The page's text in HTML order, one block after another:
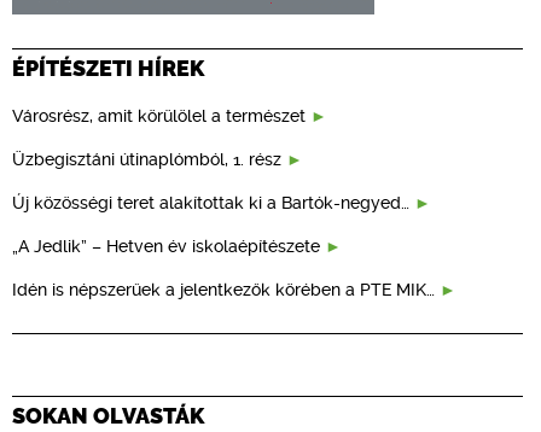
ÉPÍTÉSZETI HÍREK
Városrész, amit körülölel a természet
Üzbegisztáni útinaplómból, 1. rész
Új közösségi teret alakítottak ki a Bartók-negyed…
„A Jedlik” – Hetven év iskolaépítészete
Idén is népszerűek a jelentkezők körében a PTE MIK…
SOKAN OLVASTÁK